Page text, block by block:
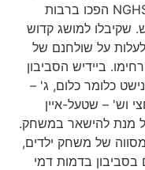
כלומר נכשל (הפסיד הכל). האותיות NGHS הפכו ברבות
למושג קדוש
על שולחנם של
ביידיש הסביבון
כלומר כלום, ג' –
– שטעל-איין
להישאר במשחק.
של משחק ילדים,
בדמות דמי